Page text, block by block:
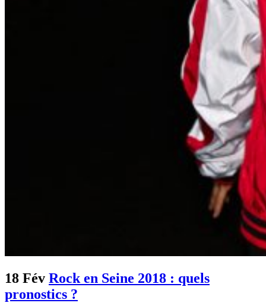
18 Fév Rock en Seine 2018 : quels
pronostics ?